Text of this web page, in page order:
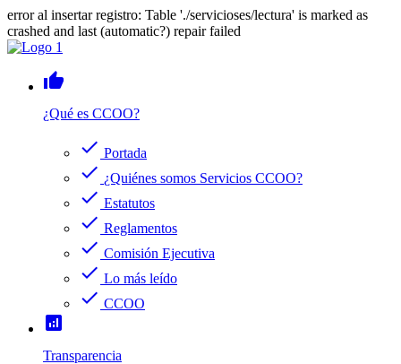
error al insertar registro: Table './servicioses/lectura' is marked as
crashed and last (automatic?) repair failed
thumb_up
¿Qué es CCOO?
check Portada
check ¿Quiénes somos Servicios CCOO?
check Estatutos
check Reglamentos
check Comisión Ejecutiva
check Lo más leído
check CCOO
analytics
Transparencia